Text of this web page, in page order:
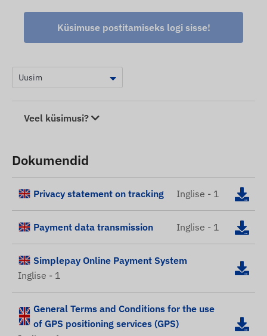
Küsimuse postitamiseks logi sisse!
Veel küsimusi?
Dokumendid
Privacy statement on tracking Inglise - 1
Payment data transmission Inglise - 1
Simplepay Online Payment System
Inglise - 1
General Terms and Conditions for the use
of GPS positioning services (GPS)